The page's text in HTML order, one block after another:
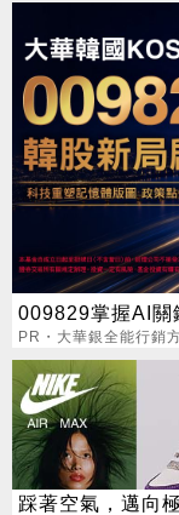
009829掌握AI關
PR・大華銀全能行銷
踩著空氣，邁向